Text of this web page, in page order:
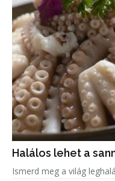
Halálos lehet a
Ismerd meg a világ